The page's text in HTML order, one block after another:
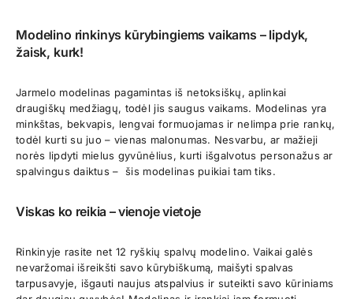
Modelino rinkinys kūrybingiems vaikams – lipdyk,
žaisk, kurk!
Jarmelo modelinas pagamintas iš netoksiškų, aplinkai
draugiškų medžiagų, todėl jis saugus vaikams. Modelinas yra
minkštas, bekvapis, lengvai formuojamas ir nelimpa prie rankų,
todėl kurti su juo – vienas malonumas. Nesvarbu, ar mažieji
norės lipdyti mielus gyvūnėlius, kurti išgalvotus personažus ar
spalvingus daiktus – šis modelinas puikiai tam tiks.
Viskas ko reikia – vienoje vietoje
Rinkinyje rasite net 12 ryškių spalvų modelino. Vaikai galės
nevaržomai išreikšti savo kūrybiškumą, maišyti spalvas
tarpusavyje, išgauti naujus atspalvius ir suteikti savo kūriniams